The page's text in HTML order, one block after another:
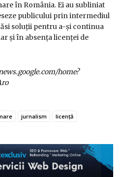
în România. Ei au subliniat
publicului prin intermediul
soluții pentru a-și continua
și în absența licenței de
home?
jurnalism licență